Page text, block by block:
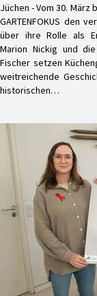
Jüchen - Vom 30. März
GARTENFOKUS den
über ihre Rolle als
Marion Nickig und
Fischer setzen
weitreichende
historischen…